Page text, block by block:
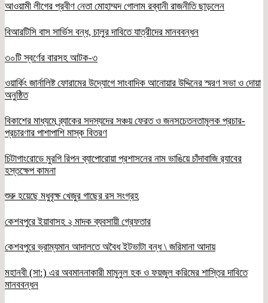
আওয়ামী লীগের প্রবীণ নেতা মোহাম্মদ গোলাম রব্বানী রাজনীতি ছাড়লেন
বিআরটিসি বাস সার্ভিস বন্ধ, চালুর দাবিতে যাত্রীদের মানববন্ধন
৩০টি স্বর্ণের বারসহ আটক-৩
ওয়ার্কিং জার্নালিষ্ট ফোরামের উদ্যোগে সাংবাদিক আনোয়ার উদ্দিনের স্মরণ সভা ও দোয়া
অনুষ্ঠিত
বিকাশের মাধ্যমে ব্র্যাকের সদস্যদের সঞ্চয় ফেরত ও জনসচেতনতামূলক প্রচার-
প্রচারণার পাশাপাশি মাস্ক বিতরণ
চিটাগাংরোডে মুরগি রিপন ব্যাপোরোয়া প্রশাসনের নাম ভাঙিয়ে চাঁদাবাজি র‌্যাবের
হস্তক্ষেপ কামনা
শুরু হয়েছে মধুবৃক্ষ খেজুর গাছের রস সংগ্রহ
কেশবপুরে ইয়াবাসহ ২ মাদক ব্যবসায়ী গ্রেফতার
কেশবপুরে ভ্রাম্যমান আদালতে অবৈধ ইটভাটা বন্ধ \ জরিমানা আদায়
মহানবী (সা:) এর অবমাননাকারী মামুনুল হক ও ফয়জুল করিমের শাস্তির দাবিতে
মানববন্ধন